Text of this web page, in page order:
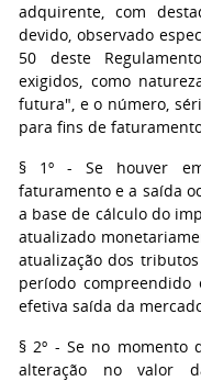
adquirente, com
devido, observado
50 deste
exigidos, como
futura", e o número,
para fins de
§ 1º - Se houver
faturamento e a saída
a base de cálculo do
atualizado
atualização dos
período
efetiva saída da
§ 2º - Se no momento
alteração no valor